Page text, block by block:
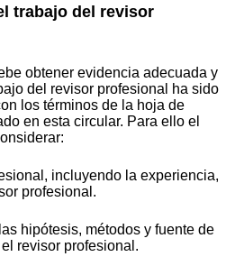
trabajo del revisor
obtener evidencia adecuada y
del revisor profesional ha sido
los términos de la hoja de
en esta circular. Para ello el
incluyendo la experiencia,
profesional.
hipótesis, métodos y fuente de
revisor profesional.